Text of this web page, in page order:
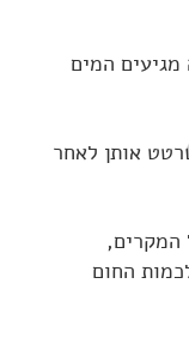
המים
אותן לאחר
המקרים,
החום